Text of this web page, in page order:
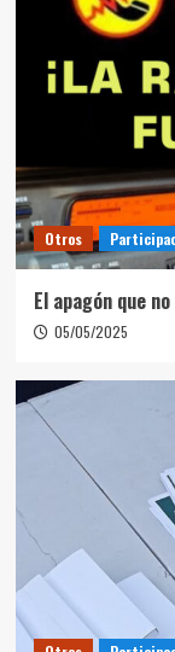
Otros
El apagón que
05/05/2025